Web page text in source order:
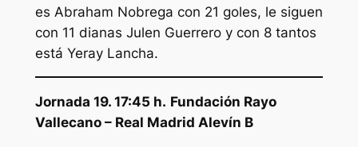
es Abraham Nobrega con 21 goles, le siguen
con 11 dianas Julen Guerrero y con 8 tantos
está Yeray Lancha.
Jornada 19. 17:45 h. Fundación Rayo
Vallecano – Real Madrid Alevín B